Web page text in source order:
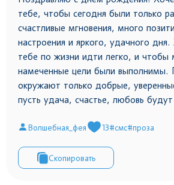
тебе, чтобы сегодня были только
счастливые мгновения, много
настроения и яркого, удачного
тебе по жизни идти легко, и чтобы
намеченные цели были выполнимы.
окружают только добрые,
пусть удача, счастье, любовь
Волшебная_фея 13#смс#проза
Скопировать